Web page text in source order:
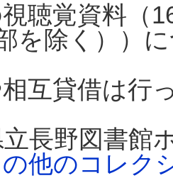
聴覚資料（
を除く））
互貸借は行
長野図書館
他のコレク